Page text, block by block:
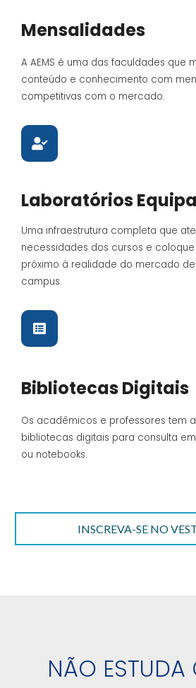
Mensalidades
A AEMS é uma das faculdades que
conteúdo e conhecimento com
competitivas com o mercado.
Laboratórios
Uma infraestrutura completa que
necessidades dos cursos e
próximo à realidade do mercado
campus.
Bibliotecas Digitais
Os acadêmicos e professores tem
bibliotecas digitais para consulta
ou notebooks.
INSCREVA-SE NO
NÃO